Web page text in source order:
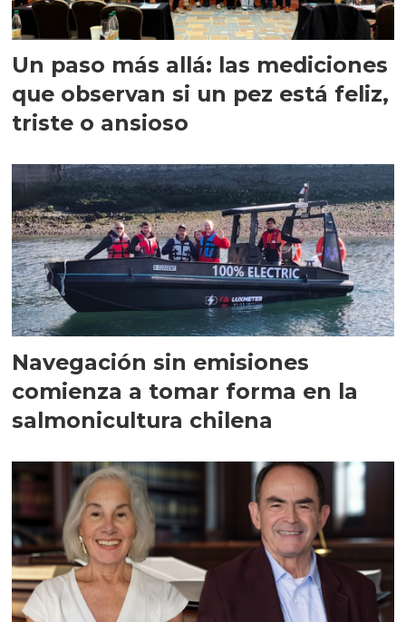
Un paso más allá: las mediciones
que observan si un pez está feliz,
triste o ansioso
Navegación sin emisiones
comienza a tomar forma en la
salmonicultura chilena